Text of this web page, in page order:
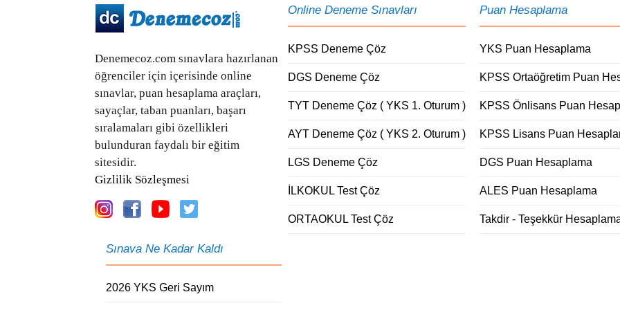
Denemecoz.com sınavlara hazırlanan
öğrenciler için içerisinde online
sınavlar, puan hesaplama araçları,
sayaçlar, taban puanları, başarı
sıralamaları gibi özellikleri
bulunduran faydalı bir eğitim
sitesidir.
Gizlilik Sözleşmesi
Online Deneme Sınavları
KPSS Deneme Çöz
DGS Deneme Çöz
TYT Deneme Çöz ( YKS 1. Oturum )
AYT Deneme Çöz ( YKS 2. Oturum )
LGS Deneme Çöz
İLKOKUL Test Çöz
ORTAOKUL Test Çöz
Puan Hesaplama
YKS Puan Hesaplama
KPSS Ortaöğretim Puan
KPSS Önlisans Puan
KPSS Lisans Puan
DGS Puan Hesaplama
ALES Puan Hesaplama
Takdir - Teşekkür
Sınava Ne Kadar Kaldı
2026 YKS Geri Sayım